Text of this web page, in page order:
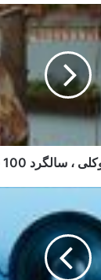
سالگرد 100 سالگی